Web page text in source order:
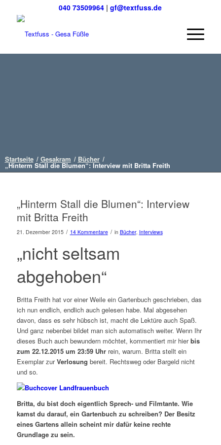
040 73509964 |gf@textfuss.de
Startseite / Gesakram / Bücher /
„Hinterm Stall die Blumen“: Interview mit Britta Freith
„Hinterm Stall die Blumen“: Interview
mit Britta Freith
21. Dezember 2015 / 14 Kommentare / in Bücher, Interviews
„nicht seltsam
abgehoben“
Britta Freith hat vor einer Weile ein Gartenbuch geschrieben, das
ich nun endlich, endlich auch gelesen habe. Mal abgesehen
davon, dass es sehr hübsch ist, macht die Lektüre auch Spaß.
Und ganz nebenbei bildet man sich automatisch weiter. Wenn Ihr
dieses Buch auch bewundern möchtet, kommentiert mir hierbis
zum 22.12.2015 um 23:59 Uhrrein, warum. Britta stellt ein
Exemplar zurVerlosung bereit. Rechtsweg oder Bargeld nicht
und so.
Britta, du bist doch eigentlich Sprech- und Filmtante. Wie
kamst du darauf, ein Gartenbuch zu schreiben? Der Besitz
eines Gartens allein scheint mir dafür keine rechte
Grundlage zu sein.